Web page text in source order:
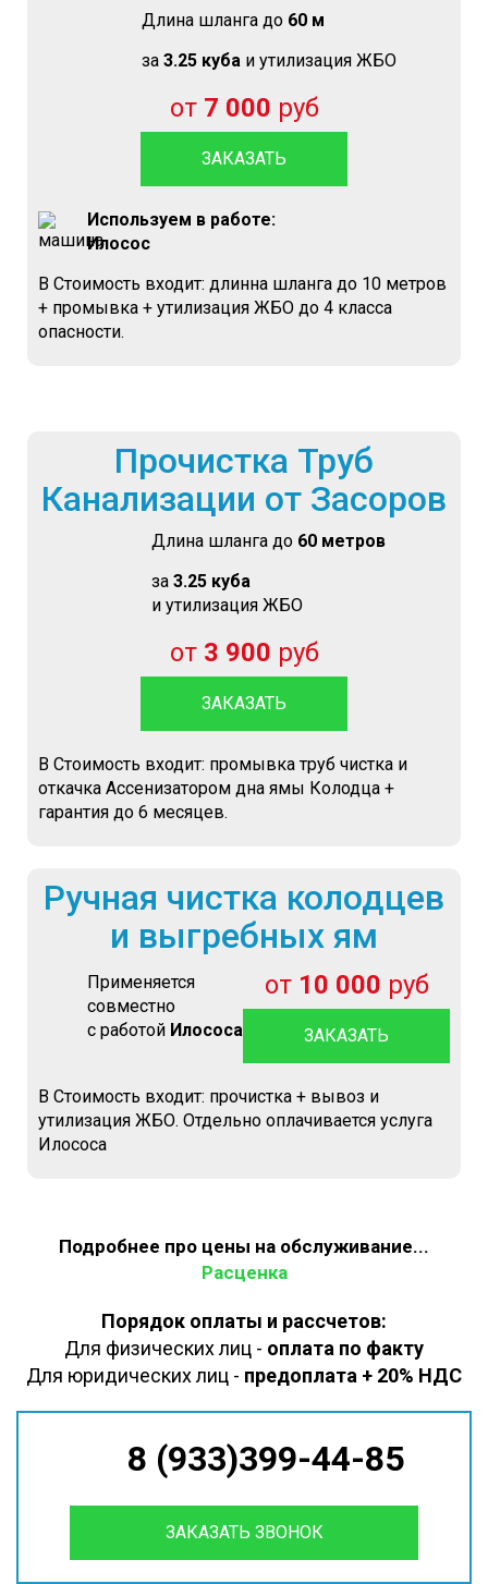
Длина шланга до 60 м
за 3.25 кубаи утилизация ЖБО
от 7 000 руб
ЗАКАЗАТЬ
Используем в работе:
Илосос
В Стоимость входит: длинна шланга до 10 метров
+ промывка + утилизация ЖБО до 4 класса
опасности.
Прочистка Труб
Канализации от Засоров
Длина шланга до 60 метров
за 3.25 куба
и утилизация ЖБО
от 3 900 руб
ЗАКАЗАТЬ
В Стоимость входит: промывка труб чистка и
откачка Ассенизатором дна ямы Колодца +
гарантия до 6 месяцев.
Ручная чистка колодцев
и выгребных ям
Применяется
совместно
с работой Илососа
от 10 000 руб
ЗАКАЗАТЬ
В Стоимость входит: прочистка + вывоз и
утилизация ЖБО. Отдельно оплачивается услуга
Илососа
Подробнее про цены на обслуживание...
Расценка
Порядок оплаты и рассчетов:
Для физических лиц - оплата по факту
Для юридических лиц - предоплата + 20% НДС
8 (933)399-44-85
ЗАКАЗАТЬ ЗВОНОК